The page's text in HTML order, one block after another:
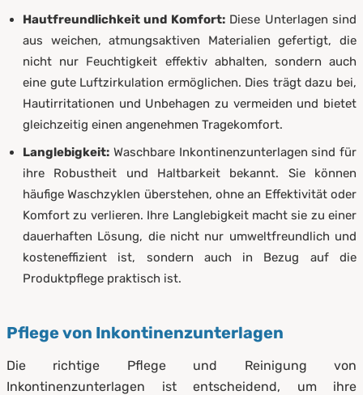
Hautfreundlichkeit und Komfort:Diese Unterlagen sind
aus weichen, atmungsaktiven Materialien gefertigt, die
nicht nur Feuchtigkeit effektiv abhalten, sondern auch
eine gute Luftzirkulation ermöglichen. Dies trägt dazu bei,
Hautirritationen und Unbehagen zu vermeiden und bietet
gleichzeitig einen angenehmen Tragekomfort.
Langlebigkeit: Waschbare Inkontinenzunterlagen sind für
ihre Robustheit und Haltbarkeit bekannt. Sie können
häufige Waschzyklen überstehen, ohne an Effektivität oder
Komfort zu verlieren. Ihre Langlebigkeit macht sie zu einer
dauerhaften Lösung, die nicht nur umweltfreundlich und
kosteneffizient ist, sondern auch in Bezug auf die
Produktpflege praktisch ist.
Pflege von Inkontinenzunterlagen
Die richtige Pflege und Reinigung von
Inkontinenzunterlagen ist entscheidend, um ihre